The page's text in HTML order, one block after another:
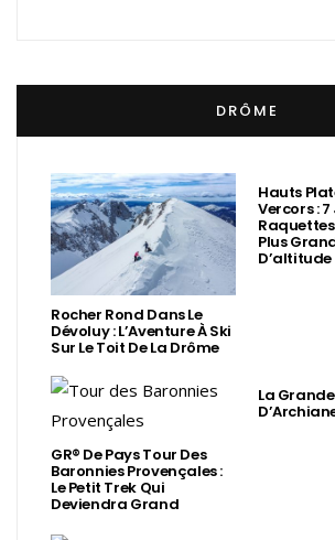
DRÔME
Rocher Rond Dans Le
Dévoluy : L’Aventure À Ski
Sur Le Toit De La Drôme
Hauts
Vercors :
Raquettes
Plus
D’altitude
GR® De Pays Tour Des
Baronnies Provençales :
Le Petit Trek Qui
Deviendra Grand
La